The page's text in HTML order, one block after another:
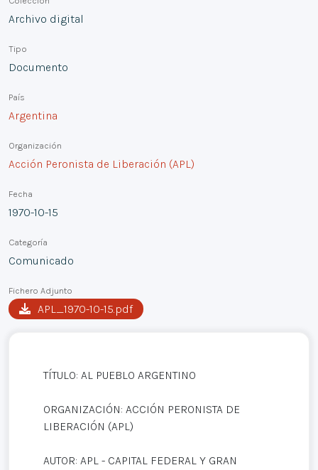
Archivo digital
Tipo
Documento
País
Argentina
Organización
Acción Peronista de Liberación (APL)
Fecha
1970-10-15
Categoría
Comunicado
Fichero Adjunto
APL_1970-10-15.pdf
TÍTULO: AL PUEBLO ARGENTINO
ORGANIZACIÓN: ACCIÓN PERONISTA DE
LIBERACIÓN (APL)
AUTOR: APL - CAPITAL FEDERAL Y GRAN